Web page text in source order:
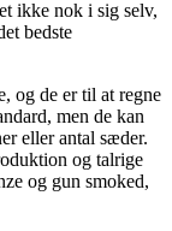
ikke nok i sig selv,
bedste
og de er til at regne
men de kan
eller antal sæder.
og talrige
og gun smoked,